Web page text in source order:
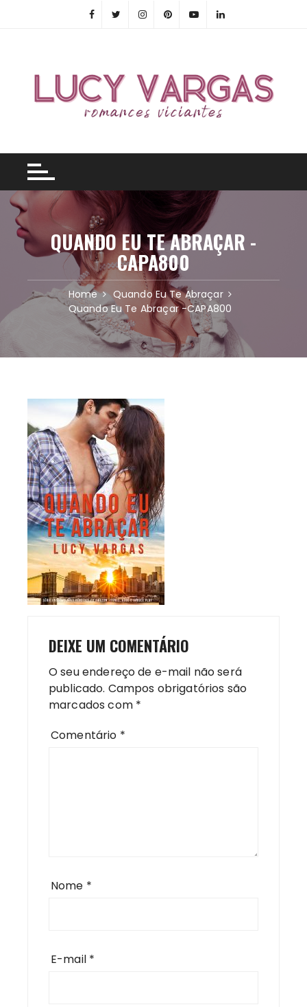
QUANDO EU TE ABRAÇAR -
CAPA800
Home
Quando Eu Te Abraçar
Quando Eu Te Abraçar -CAPA800
DEIXE UM COMENTÁRIO
O seu endereço de e-mail não será
publicado. Campos obrigatórios são
marcados com *
Comentário *
Nome *
E-mail *